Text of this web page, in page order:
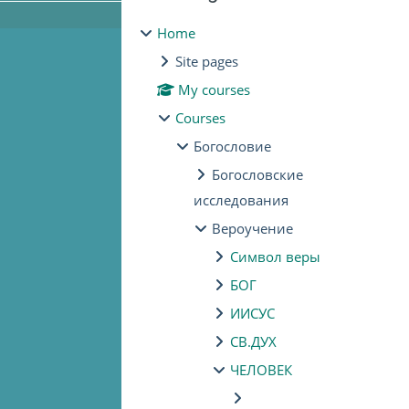
Home
Site pages
My courses
Courses
Богословие
Богословские
исследования
Вероучение
Символ веры
БОГ
ИИСУС
СВ.ДУХ
ЧЕЛОВЕК